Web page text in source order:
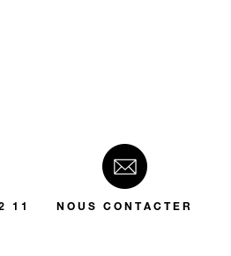
11 NOUS CONTACTER